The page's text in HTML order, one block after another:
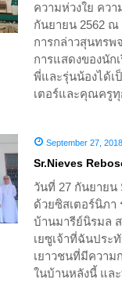
ความห่วงใย คว
กันยายน 2562 ณ
การกล่าวสุนทร
การแสดงของนัก
พี่และรุ่นน้องได้เ
เตอร์และคุณครูทุ
September 27, 2018
Sr.Nieves
วันที่ 27 กันยายน
ด้วยซิสเตอร์นิภา
บ้านมารีย์นิรมล ส
เยซูเจ้าที่ฉันประ
เยาวชนที่มีความ
ในบ้านหลังนี้ แล